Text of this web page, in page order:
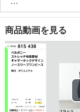
・漂白処理：塩素
・タンブル乾燥：不
・自然乾燥：日陰
・アイロン仕上げ
・ドライクリーニ
・ウエットクリー
【メンテナンス（
・長時間照射によ
・単品洗い
商品動画を見る